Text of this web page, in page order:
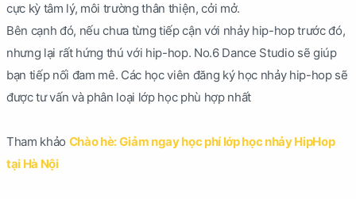
cực kỳ tâm lý, môi trường thân thiện, cởi mở.
Bên cạnh đó, nếu chưa từng tiếp cận với nhảy hip-hop trước đó,
nhưng lại rất hứng thú với hip-hop. No.6 Dance Studio sẽ giúp
bạn tiếp nối đam mê. Các học viên đăng ký học nhảy hip-hop sẽ
được tư vấn và phân loại lớp học phù hợp nhất
Tham khảo Chào hè: Giảm ngay học phí lớp học nhảy HipHop
tại Hà Nội